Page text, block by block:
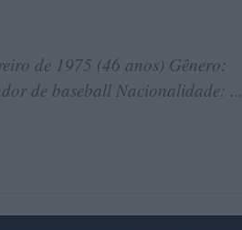
de 1975 (46 anos) Gênero:
de baseball Nacionalidade: ...